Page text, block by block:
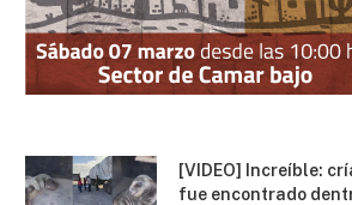
[VIDEO] Increíble:
fue encontrado